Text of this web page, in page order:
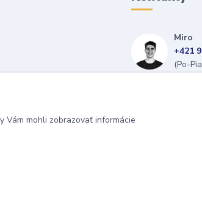
Miro
+421
(Po-
Vám mohli zobrazovať informácie